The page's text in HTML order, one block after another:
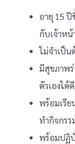
อายุ 15
กับเจ้าหน้
ไม่จำเป็
มีสุขภาพร่
ตัวเองได้ดี
พร้อมเรีย
ทำกิจกร
พร้อมปฏิบั